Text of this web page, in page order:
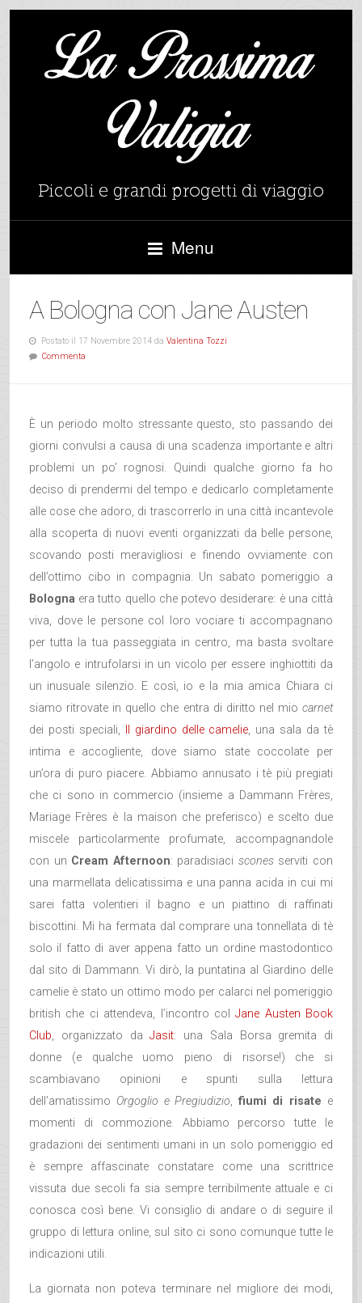
Menu
A Bologna con Jane Austen
Postato il 17 Novembre 2014 da Valentina Tozzi
Commenta
È un periodo molto stressante questo, sto passando dei
giorni convulsi a causa di una scadenza importante e altri
problemi un po’ rognosi. Quindi qualche giorno fa ho
deciso di prendermi del tempo e dedicarlo completamente
alle cose che adoro, di trascorrerlo in una città incantevole
alla scoperta di nuovi eventi organizzati da belle persone,
scovando posti meravigliosi e finendo ovviamente con
dell’ottimo cibo in compagnia. Un sabato pomeriggio a
Bologna era tutto quello che potevo desiderare: è una città
viva, dove le persone col loro vociare ti accompagnano
per tutta la tua passeggiata in centro, ma basta svoltare
l’angolo e intrufolarsi in un vicolo per essere inghiottiti da
un inusuale silenzio. E così, io e la mia amica Chiara ci
siamo ritrovate in quello che entra di diritto nel mio carnet
dei posti speciali,
Il giardino delle camelie, una sala da tè
intima e accogliente, dove siamo state coccolate per
un’ora di puro piacere. Abbiamo annusato i tè più pregiati
che ci sono in commercio (insieme a Dammann Frères,
Mariage Frères è la maison che preferisco) e scelto due
miscele particolarmente profumate, accompagnandole
con un Cream Afternoon: paradisiaci sconesserviti con
una marmellata delicatissima e una panna acida in cui mi
sarei fatta volentieri il bagno e un piattino di raffinati
biscottini. Mi ha fermata dal comprare una tonnellata di tè
solo il fatto di aver appena fatto un ordine mastodontico
dal sito di Dammann. Vi dirò, la puntatina al Giardino delle
camelie è stato un ottimo modo per calarci nel pomeriggio
british che ci attendeva, l’incontro colJane Austen Book
Club, organizzato daJasit: una Sala Borsa gremita di
donne (e qualche uomo pieno di risorse!) che si
scambiavano opinioni e spunti sulla lettura
dell’amatissimo Orgoglio e Pregiudizio,fiumi di risate e
momenti di commozione. Abbiamo percorso tutte le
gradazioni dei sentimenti umani in un solo pomeriggio ed
è sempre affascinate constatare come una scrittrice
vissuta due secoli fa sia sempre terribilmente attuale e ci
conosca così bene. Vi consiglio di andare o di seguire il
gruppo di lettura online, sul sito ci sono comunque tutte le
indicazioni utili.
La giornata non poteva terminare nel migliore dei modi,